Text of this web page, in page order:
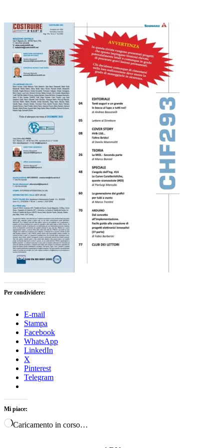
Per condividere:
E-mail
Stampa
Facebook
WhatsApp
LinkedIn
X
Pinterest
Telegram
Mi piace:
Caricamento in corso…